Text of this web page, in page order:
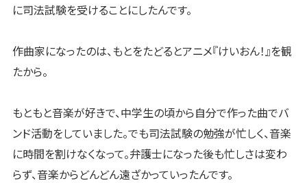
に司法試験を受けることにしたんです。
作曲家になったのは、もとをたどるとアニメ『けいおん！』を観
たから。
もともと音楽が好きで、中学生の頃から自分で作った曲でバ
ンド活動をしていました。でも司法試験の勉強が忙しく、音楽
に時間を割けなくなって。弁護士になった後も忙しさは変わ
らず、音楽からどんどん遠ざかっていったんです。